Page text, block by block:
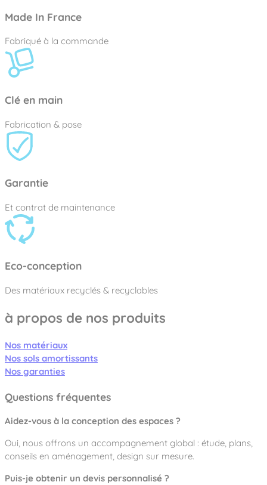
Made In France
Fabriqué à la commande
Clé en main
Fabrication & pose
Garantie
Et contrat de maintenance
Eco-conception
Des matériaux recyclés & recyclables
à propos de nos produits
Nos matériaux
Nos sols amortissants
Nos garanties
Questions fréquentes
Aidez-vous à la conception des espaces ?
Oui, nous offrons un accompagnement global : étude, plans,
conseils en aménagement, design sur mesure.
Puis-je obtenir un devis personnalisé ?